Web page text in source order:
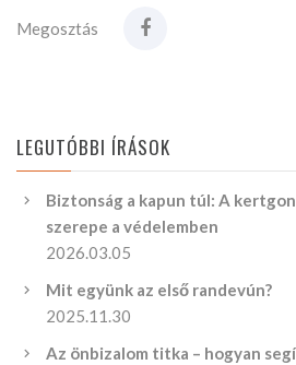
Megosztás
LEGUTÓBBI ÍRÁSOK
Biztonság a kapun túl: A
szerepe a védelemben
2026.03.05
Mit együnk az első randevún?
2025.11.30
Az önbizalom titka – hogyan